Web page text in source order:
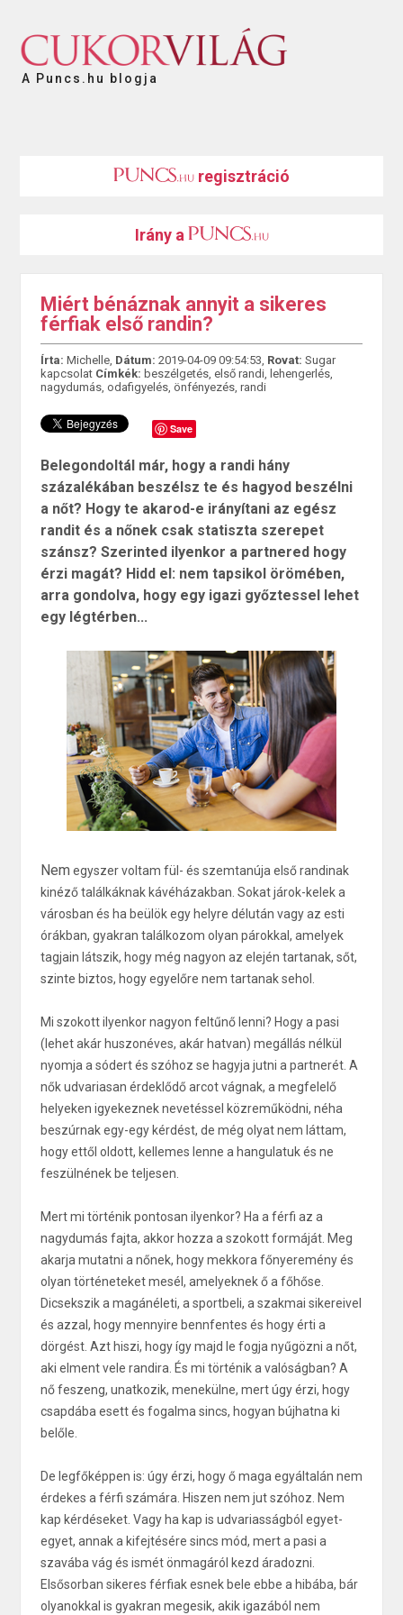
A Puncs.hu blogja
regisztráció
Irány a
Miért bénáznak annyit a sikeres
férfiak első randin?
Írta: Michelle, Dátum: 2019-04-09 09:54:53, Rovat: Sugar
kapcsolat Címkék: beszélgetés, első randi, lehengerlés,
nagydumás, odafigyelés, önfényezés, randi
Save
Belegondoltál már, hogy a randi hány
százalékában beszélsz te és hagyod beszélni
a nőt? Hogy te akarod-e irányítani az egész
randit és a nőnek csak statiszta szerepet
szánsz? Szerinted ilyenkor a partnered hogy
érzi magát? Hidd el: nem tapsikol örömében,
arra gondolva, hogy egy igazi győztessel lehet
egy légtérben...
Nem egyszer voltam fül- és szemtanúja első randinak
kinéző találkáknak kávéházakban. Sokat járok-kelek a
városban és ha beülök egy helyre délután vagy az esti
órákban, gyakran találkozom olyan párokkal, amelyek
tagjain látszik, hogy még nagyon az elején tartanak, sőt,
szinte biztos, hogy egyelőre nem tartanak sehol.
Mi szokott ilyenkor nagyon feltűnő lenni? Hogy a pasi
(lehet akár huszonéves, akár hatvan) megállás nélkül
nyomja a sódert és szóhoz se hagyja jutni a partnerét. A
nők udvariasan érdeklődő arcot vágnak, a megfelelő
helyeken igyekeznek nevetéssel közreműködni, néha
beszúrnak egy-egy kérdést, de még olyat nem láttam,
hogy ettől oldott, kellemes lenne a hangulatuk és ne
feszülnének be teljesen.
Mert mi történik pontosan ilyenkor? Ha a férfi az a
nagydumás fajta, akkor hozza a szokott formáját. Meg
akarja mutatni a nőnek, hogy mekkora főnyeremény és
olyan történeteket mesél, amelyeknek ő a főhőse.
Dicsekszik a magánéleti, a sportbeli, a szakmai sikereivel
és azzal, hogy mennyire bennfentes és hogy érti a
dörgést. Azt hiszi, hogy így majd le fogja nyűgözni a nőt,
aki elment vele randira. És mi történik a valóságban? A
nő feszeng, unatkozik, menekülne, mert úgy érzi, hogy
csapdába esett és fogalma sincs, hogyan bújhatna ki
belőle.
De legfőképpen is: úgy érzi, hogy ő maga egyáltalán nem
érdekes a férfi számára. Hiszen nem jut szóhoz. Nem
kap kérdéseket. Vagy ha kap is udvariasságból egyet-
egyet, annak a kifejtésére sincs mód, mert a pasi a
szavába vág és ismét önmagáról kezd áradozni.
Elsősorban sikeres férfiak esnek bele ebbe a hibába, bár
olyanokkal is gyakran megesik, akik igazából nem